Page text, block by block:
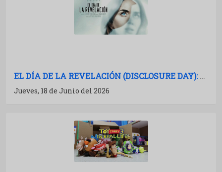
EL DÍA DE LA REVELACIÓN (DISCLOSURE DAY): CRÍTICA Y ANÁLISIS
Jueves, 18 de Junio del 2026